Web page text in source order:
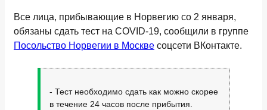
Все лица, прибывающие в Норвегию со 2 января,
обязаны сдать тест на COVID-19, сообщили в группе
Посольство Норвегии в Москве соцсети ВКонтакте.
- Тест необходимо сдать как можно скорее
в течение 24 часов после прибытия.